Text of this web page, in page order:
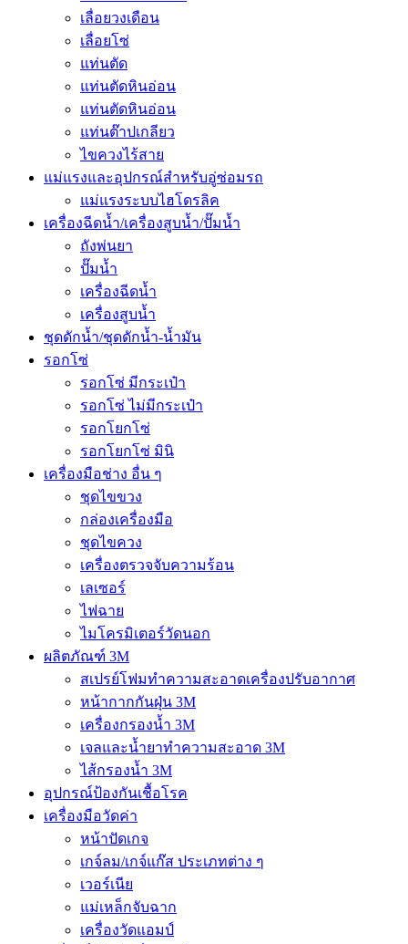
เลื่อยวงเดือน
เลื่อยโซ่
แท่นตัด
แท่นตัดหินอ่อน
แท่นตัดหินอ่อน
แท่นต๊าปเกลียว
ไขควงไร้สาย
แม่แรงและอุปกรณ์สำหรับอู่ซ่อมรถ
แม่แรงระบบไฮโดรลิค
เครื่องฉีดน้ำ/เครื่องสูบน้ำ/ปั๊มน้ำ
ถังพ่นยา
ปั๊มน้ำ
เครื่องฉีดน้ำ
เครื่องสูบน้ำ
ชุดดักน้ำ/ชุดดักน้ำ-น้ำมัน
รอกโซ่
รอกโซ่ มีกระเป๋า
รอกโซ่ ไม่มีกระเป๋า
รอกโยกโซ่
รอกโยกโซ่ มินิ
เครื่องมือช่าง อื่น ๆ
ชุดไขขวง
กล่องเครื่องมือ
ชุดไขควง
เครื่องตรวจจับความร้อน
เลเซอร์
ไฟฉาย
ไมโครมิเตอร์วัดนอก
ผลิตภัณฑ์ 3M
สเปรย์โฟมทำความสะอาดเครื่องปรับอากาศ
หน้ากากกันฝุ่น 3M
เครื่องกรองน้ำ 3M
เจลและน้ำยาทำความสะอาด 3M
ไส้กรองน้ำ 3M
อุปกรณ์ป้องกันเชื้อโรค
เครื่องมือวัดค่า
หน้าปัดเกจ
เกจ์ลม/เกจ์แก๊ส ประเภทต่าง ๆ
เวอร์เนีย
แม่เหล็กจับฉาก
เครื่องวัดแอมป์